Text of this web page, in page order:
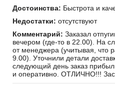
Достоинства: Быстрота и
Недостатки: отсутствуют
Комментарий: Заказал
вечером (где-то в 22.00). На
от менеджера (учитывая, что
9.00). Уточнили детали
следующий день заказ
и оперативно. ОТЛИЧНО!!!